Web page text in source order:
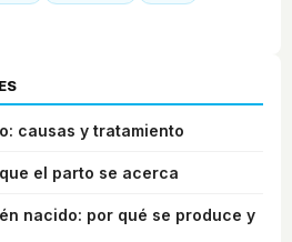
causas y tratamiento
el parto se acerca
nacido: por qué se produce y